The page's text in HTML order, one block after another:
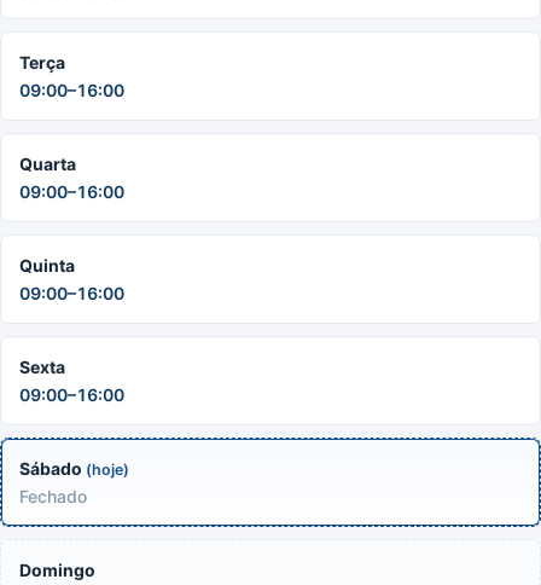
Terça
09:00–16:00
Quarta
09:00–16:00
Quinta
09:00–16:00
Sexta
09:00–16:00
Sábado (hoje)
Fechado
Domingo